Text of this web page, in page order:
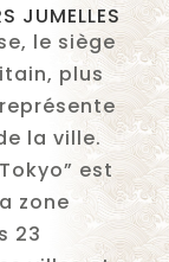
JUMELLES
le siège
plus
la ville.
est
zone
23